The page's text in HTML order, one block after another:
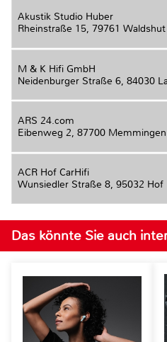
Akustik Studio Huber
Rheinstraße 15, 79761 Waldshut
M & K Hifi GmbH
Neidenburger Straße 6, 84030
ARS 24.com
Eibenweg 2, 87700 Memmingen
ACR Hof CarHifi
Wunsiedler Straße 8, 95032 Hof
Das könnte Sie auch